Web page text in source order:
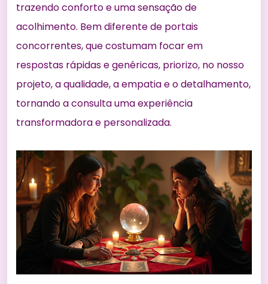
trazendo conforto e uma sensação de
acolhimento. Bem diferente de portais
concorrentes, que costumam focar em
respostas rápidas e genéricas, priorizo, no nosso
projeto, a qualidade, a empatia e o detalhamento,
tornando a consulta uma experiência
transformadora e personalizada.